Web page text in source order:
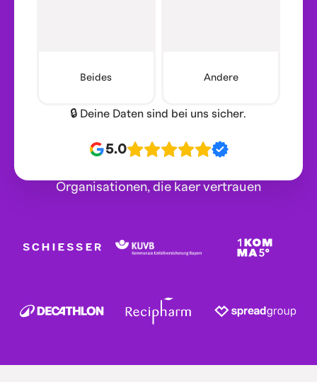
Beides Andere
🔒 Deine Daten sind bei uns sicher.
5.0
Organisationen, die kaer vertrauen